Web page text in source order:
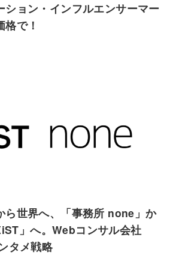
ション・インフルエンサーマー
で！
ら世界へ、「事務所 none」か
」へ。Webコンサル会社
タメ戦略